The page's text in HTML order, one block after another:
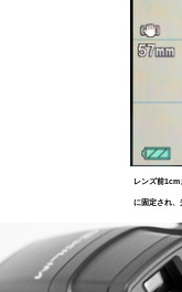
レンズ前
に固定され、